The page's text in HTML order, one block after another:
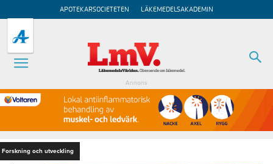
APOTEKARSOCIETETEN LÄKEMEDELSAKADEMIN
Annons
Forskning och utveckling